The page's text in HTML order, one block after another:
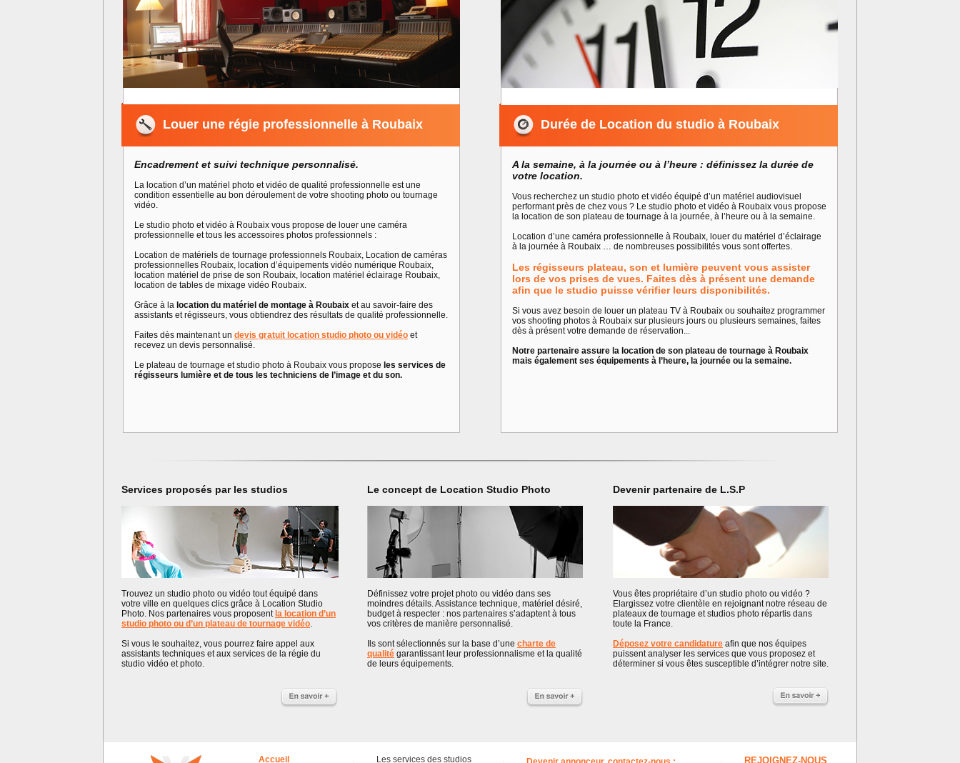
Louer une régie professionnelle à Roubaix
Encadrement et suivi technique personnalisé.
La location d’un matériel photo et vidéo de qualité professionnelle est une
condition essentielle au bon déroulement de votre shooting photo ou tournage
vidéo.
Le studio photo et vidéo à Roubaix vous propose de louer une caméra
professionnelle et tous les accessoires photos professionnels :
Location de matériels de tournage professionnels Roubaix, Location de caméras
professionnelles Roubaix, location d’équipements vidéo numérique Roubaix,
location matériel de prise de son Roubaix, location matériel éclairage Roubaix,
location de tables de mixage vidéo Roubaix.
Grâce à la location du matériel de montage à Roubaix et au savoir-faire des
assistants et régisseurs, vous obtiendrez des résultats de qualité professionnelle.
Faites dès maintenant un devis gratuit location studio photo ou vidéo et
recevez un devis personnalisé.
Le plateau de tournage et studio photo à Roubaix vous propose les services de
régisseurs lumière et de tous les techniciens de l’image et du son.
Durée de Location du studio à Roubaix
A la semaine, à la journée ou à l’heure : définissez la durée de
votre location.
Vous recherchez un studio photo et vidéo équipé d’un matériel audiovisuel
performant près de chez vous ? Le studio photo et vidéo à Roubaix vous propose
la location de son plateau de tournage à la journée, à l’heure ou à la semaine.
Location d’une caméra professionnelle à Roubaix, louer du matériel d’éclairage
à la journée à Roubaix … de nombreuses possibilités vous sont offertes.
Les régisseurs plateau, son et lumière peuvent vous assister
lors de vos prises de vues. Faites dès à présent une demande
afin que le studio puisse vérifier leurs disponibilités.
Si vous avez besoin de louer un plateau TV à Roubaix ou souhaitez programmer
vos shooting photos à Roubaix sur plusieurs jours ou plusieurs semaines, faites
dès à présent votre demande de réservation...
Notre partenaire assure la location de son plateau de tournage à Roubaix
mais également ses équipements à l’heure, la journée ou la semaine.
Services proposés par les studios
Trouvez un studio photo ou vidéo tout équipé dans
votre ville en quelques clics grâce à Location Studio
Photo. Nos partenaires vous proposentla location d’un
studio photo ou d’un plateau de tournage vidéo
Si vous le souhaitez, vous pourrez faire appel aux
assistants techniques et aux services de la régie du
studio vidéo et photo.
Le concept de Location Studio Photo
Définissez votre projet photo ou vidéo dans ses
moindres détails. Assistance technique, matériel désiré,
budget à respecter : nos partenaires s’adaptent à tous
vos critères de manière personnalisé.
Ils sont sélectionnés sur la base d’une charte de
qualité garantissant leur professionnalisme et la qualité
de leurs équipements.
Devenir partenaire de L.S.P
Vous êtes propriétaire d’un studio photo ou vidéo ?
Elargissez votre clientèle en rejoignant notre réseau de
plateaux de tournage et studios photo répartis dans
toute la France.
Déposez votre candidature afin que nos équipes
puissent analyser les services que vous proposez et
déterminer si vous êtes susceptible d’intégrer notre site.
Accueil Les services des studios REJOIGNEZ-NOUS